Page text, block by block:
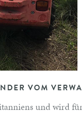
VOM
und wird